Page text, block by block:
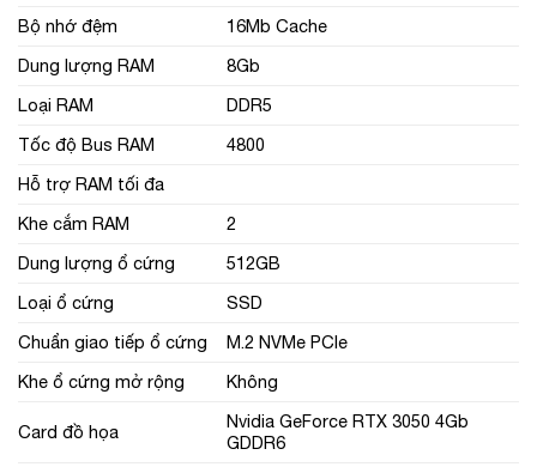
Bộ nhớ đệm
16Mb Cache
Dung lượng RAM
8Gb
Loại RAM
DDR5
Tốc độ Bus RAM
4800
Hỗ trợ RAM tối đa
Khe cắm RAM
2
Dung lượng ổ cứng
512GB
Loại ổ cứng
SSD
Chuẩn giao tiếp ổ cứng
M.2 NVMe PCIe
Khe ổ cứng mở rộng
Không
Card đồ họa
Nvidia GeForce RTX 3050 4Gb
GDDR6